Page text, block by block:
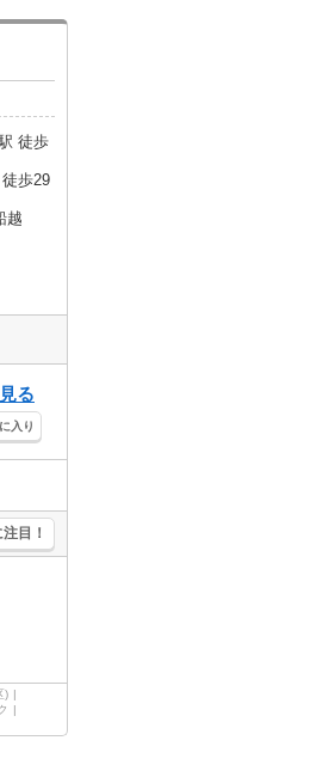
徒歩
歩29
越
る
入り
目！
)